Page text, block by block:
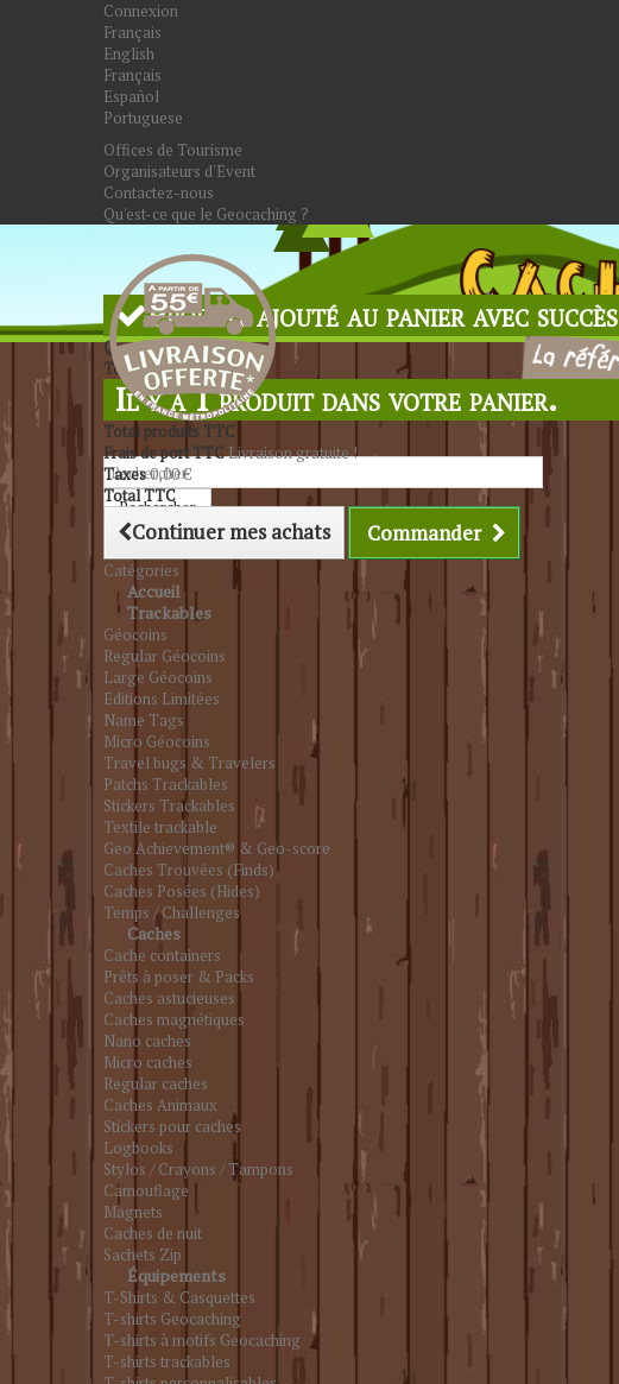
Connexion
Français
English
Français
Español
Portuguese
Offices de Tourisme
Organisateurs d'Event
Contactez-nous
Qu'est-ce que le Geocaching ?
Rechercher
Produit ajouté au panier avec succès
Quantité
Total
Il y a 1 produit dans votre panier.
Total produits TTC
Frais de port TTCLivraison gratuite !
Taxes0,00 €
Total TTC
Continuer mes achats Commander
Catégories
Accueil
Trackables
Géocoins
Regular Géocoins
Large Géocoins
Editions Limitées
Name Tags
Micro Géocoins
Travel bugs & Travelers
Patchs Trackables
Stickers Trackables
Textile trackable
Geo Achievement® & Geo-score
Caches Trouvées (Finds)
Caches Posées (Hides)
Temps / Challenges
Caches
Cache containers
Prêts à poser & Packs
Caches astucieuses
Caches magnétiques
Nano caches
Micro caches
Regular caches
Caches Animaux
Stickers pour caches
Logbooks
Stylos / Crayons / Tampons
Camouflage
Magnets
Caches de nuit
Sachets Zip
Équipements
T-Shirts & Casquettes
T-shirts Geocaching
T-shirts à motifs Geocaching
T-shirts trackables